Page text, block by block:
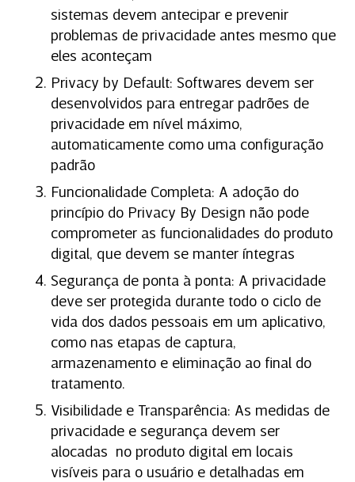
sistemas devem antecipar e prevenir
problemas de privacidade antes mesmo que
eles aconteçam
Privacy by Default: Softwares devem ser
desenvolvidos para entregar padrões de
privacidade em nível máximo,
automaticamente como uma configuração
padrão
Funcionalidade Completa: A adoção do
princípio do Privacy By Design não pode
comprometer as funcionalidades do produto
digital, que devem se manter íntegras
Segurança de ponta à ponta: A privacidade
deve ser protegida durante todo o ciclo de
vida dos dados pessoais em um aplicativo,
como nas etapas de captura,
armazenamento e eliminação ao final do
tratamento.
Visibilidade e Transparência: As medidas de
privacidade e segurança devem ser
alocadas no produto digital em locais
visíveis para o usuário e detalhadas em